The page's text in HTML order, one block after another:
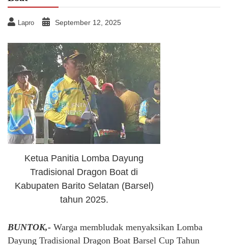
Lapro September 12, 2025
Ketua Panitia Lomba Dayung
Tradisional Dragon Boat di
Kabupaten Barito Selatan (Barsel)
tahun 2025.
BUNTOK,- Warga membludak menyaksikan Lomba
Dayung Tradisional Dragon Boat Barsel Cup Tahun